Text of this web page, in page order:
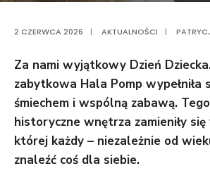
2 CZERWCA 2026 | AKTUALNOŚCI |
Za nami wyjątkowy Dzień
zabytkowa Hala Pomp wypełniła
śmiechem i wspólną zabawą.
historyczne wnętrza zamieniły
której każdy – niezależnie od
znaleźć coś dla siebie.